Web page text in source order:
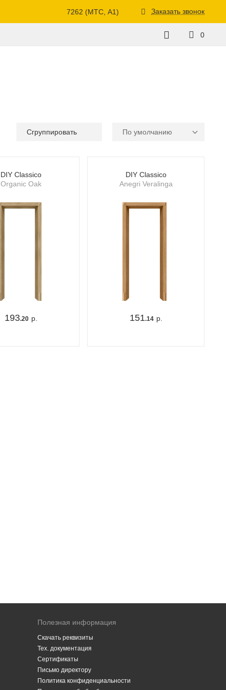
7262 (МТС, A1) Заказать звонок
0
Сгруппировать По умолчанию
DIY Classico
Organic Oak
193.20 р.
DIY Classico
Anegri Veralinga
151.14 р.
Полезная информация
Скачать реквизиты
Тех. документация
Сертификаты
Письмо директору
Политика конфиденциальности